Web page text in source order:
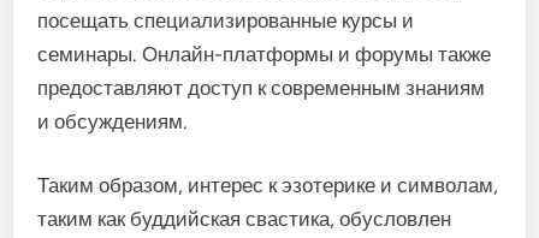
посещать специализированные курсы и
семинары. Онлайн-платформы и форумы также
предоставляют доступ к современным знаниям
и обсуждениям.
Таким образом, интерес к эзотерике и символам,
таким как буддийская свастика, обусловлен